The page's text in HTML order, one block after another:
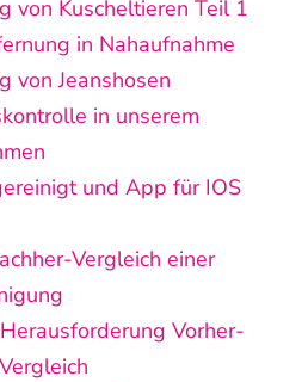
von Kuscheltieren Teil 1
in Nahaufnahme
von Jeanshosen
in unserem
und App für IOS
Vergleich einer
Vorher-